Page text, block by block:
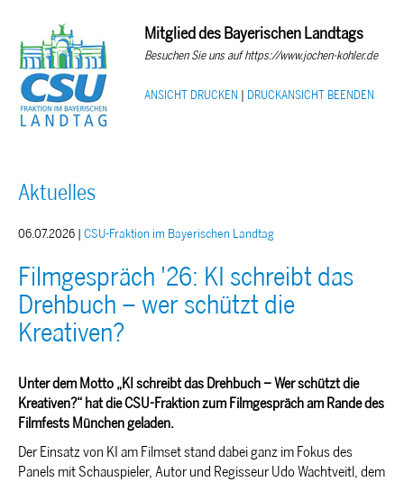
Mitglied des Bayerischen Landtags
Besuchen Sie uns auf https://www.jochen-kohler.de
ANSICHT DRUCKEN DRUCKANSICHT BEENDEN
Aktuelles
06.07.2026 | CSU-Fraktion im Bayerischen Landtag
Filmgespräch '26: KI schreibt das
Drehbuch – wer schützt die
Kreativen?
Unter dem Motto „KI schreibt das Drehbuch – Wer schützt die
Kreativen?“ hat die CSU-Fraktion zum Filmgespräch am Rande des
Filmfests München geladen.
Der Einsatz von KI am Filmset stand dabei ganz im Fokus des
Panels mit Schauspieler, Autor und Regisseur Udo Wachtveitl, dem